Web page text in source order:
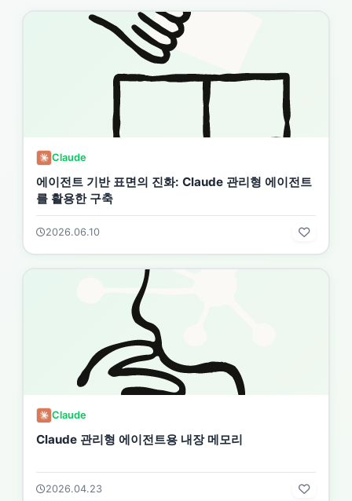
Claude
에이전트 기반 표면의 진화: Claude 관리형 에이전트
를 활용한 구축
2026.06.10
Claude
Claude 관리형 에이전트용 내장 메모리
2026.04.23